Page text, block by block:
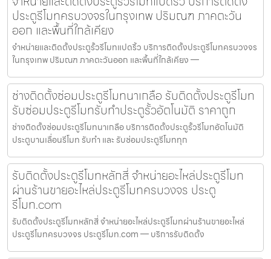
ประตูรีโมทครบวงจรในกรุงเทพ ปริมณฑ ภาคตะวัน
ออก และพื้นที่ใกล้เคียง
จำหน่ายและติดตั้งประตูรั้วรีโมทแปดริ้ว บริการติดตั้งประตูรีโมทครบวงจร
ในกรุงเทพ ปริมณฑ ภาคตะวันออก และพื้นที่ใกล้เคียง —
ช่างติดตั้งซ่อมประตูรีโมทนาเกลือ รับติดตั้งประตูรีโมท
รับซ่อมประตูรีโมทรับทำประตูรั้วอัตโนมัติ ราคาถูก
ช่างติดตั้งซ่อมประตูรีโมทนาเกลือ บริการติดตั้งประตูรั้วรีโมทอัตโนมัติ
ประตูบานเลื่อนรีโมท รับทำ และ รับซ่อมประตูรีโมททุก
รับติดตั้งประตูรีโมทหลักสี่ จำหน่ายอะไหล่ประตูรีโมท
ผ่านร้านขายอะไหล่ประตูรีโมทครบวงจร ประตู
รีโมท.com
รับติดตั้งประตูรีโมทหลักสี่ จำหน่ายอะไหล่ประตูรีโมทผ่านร้านขายอะไหล่
ประตูรีโมทครบวงจร ประตูรีโมท.com — บริการรับติดตั้ง